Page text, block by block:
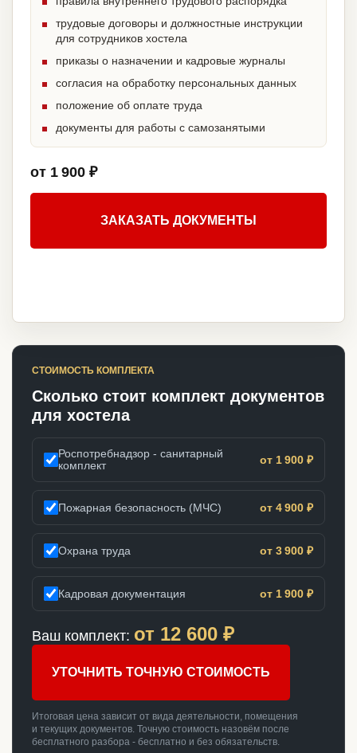
трудовые договоры и должностные инструкции
для сотрудников хостела
приказы о назначении и кадровые журналы
согласия на обработку персональных данных
положение об оплате труда
документы для работы с самозанятыми
от 1 900 ₽
ЗАКАЗАТЬ ДОКУМЕНТЫ
СТОИМОСТЬ КОМПЛЕКТА
Сколько стоит комплект документов
для хостела
Роспотребнадзор - санитарный
комплект
от 1 900 ₽
Пожарная безопасность (МЧС) от 4 900 ₽
Охрана труда от 3 900 ₽
Кадровая документация от 1 900 ₽
Ваш комплект: от 12 600 ₽
УТОЧНИТЬ ТОЧНУЮ СТОИМОСТЬ
Итоговая цена зависит от вида деятельности, помещения
и текущих документов. Точную стоимость назовём после
бесплатного разбора - бесплатно и без обязательств.